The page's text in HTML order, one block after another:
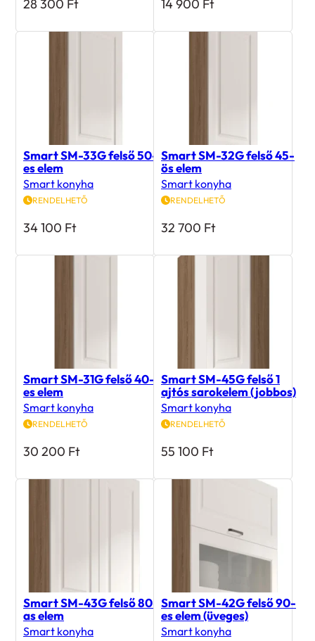
28 300 Ft 14 900 Ft
Smart SM-33G felső 50-
es elem
Smart konyha
RENDELHETŐ
34 100 Ft
Smart SM-32G felső 45-
ös elem
Smart konyha
RENDELHETŐ
32 700 Ft
Smart SM-31G felső 40-
es elem
Smart konyha
RENDELHETŐ
30 200 Ft
Smart SM-45G felső 1
ajtós sarokelem (jobbos)
Smart konyha
RENDELHETŐ
55 100 Ft
Smart SM-43G felső 80-
as elem
Smart konyha
Smart SM-42G felső 90-
es elem (üveges)
Smart konyha